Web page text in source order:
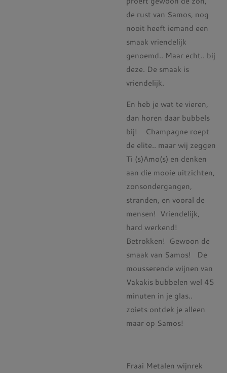
de rust van Samos, nog
nooit heeft iemand een
smaak vriendelijk
genoemd.. Maar echt.. bij
deze. De smaak is
vriendelijk.
En heb je wat te vieren,
dan horen daar bubbels
bij! Champagne roept
de elite.. maar wij zeggen
Ti (s)Amo(s) en denken
aan die mooie uitzichten,
zonsondergangen,
stranden, en vooral de
mensen! Vriendelijk,
hard werkend!
Betrokken! Gewoon de
smaak van Samos! De
mousserende wijnen van
Vakakis bubbelen wel 45
minuten in je glas..
zoiets ontdek je alleen
maar op Samos!
Fraai Metalen wijnrek